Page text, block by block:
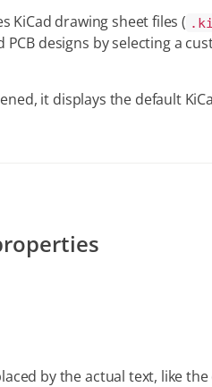
KiCad drawing sheet files (
designs by selecting a
it displays the default
by the actual text, like